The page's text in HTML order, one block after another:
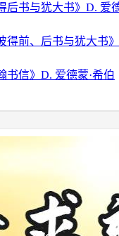
后书与犹大书》D. 爱
前、后书与犹大书》
信》D. 爱德蒙·希伯